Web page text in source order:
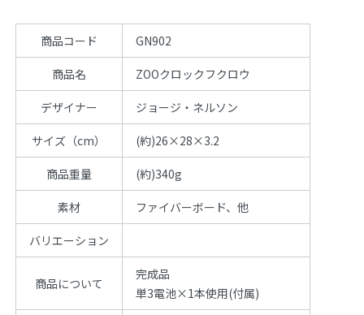
商品コード GN902
商品名 ZOOクロックフクロウ
デザイナー ジョージ・ネルソン
サイズ（cm） (約)26×28×3.2
商品重量 (約)340g
素材 ファイバーボード、他
バリエーション
商品について
完成品
単3電池×1本使用(付属)